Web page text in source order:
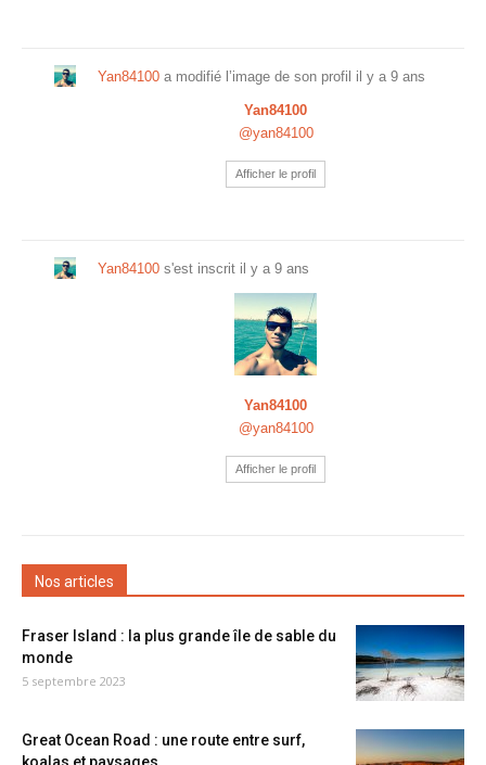
Yan84100 a modifié l’image de son profil il y a 9 ans
Yan84100
@yan84100
Afficher le profil
Yan84100 s'est inscrit il y a 9 ans
Yan84100
@yan84100
Afficher le profil
Nos articles
Fraser Island : la plus grande île de sable du
monde
5 septembre 2023
Great Ocean Road : une route entre surf,